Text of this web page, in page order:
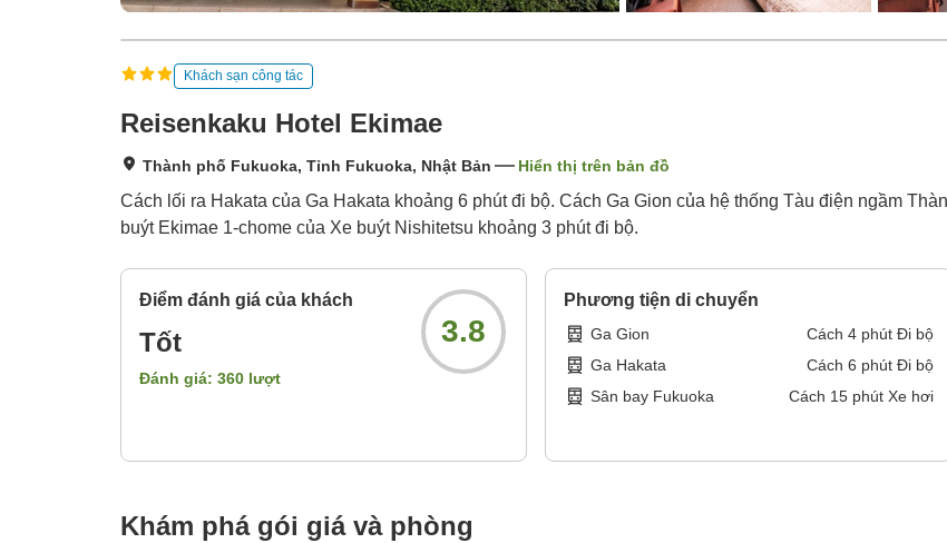
Khách sạn công tác
Reisenkaku Hotel Ekimae
Thành phố Fukuoka, Tỉnh Fukuoka, Nhật Bản Hiển thị trên bản đồ
Cách lối ra Hakata của Ga Hakata khoảng 6 phút đi bộ. Cách Ga Gion của hệ thống Tàu điện ngầm
buýt Ekimae 1-chome của Xe buýt Nishitetsu khoảng 3 phút đi bộ.
Điểm đánh giá của khách
Tốt
Đánh giá: 360 lượt
3.8
Phương tiện di chuyển
Ga Gion Cách 4phút Đi bộ
Ga Hakata
Cách 6 phút Đi bộ
Sân bay Fukuoka
Cách 15phút Xe hơi
Khám phá gói giá và phòng